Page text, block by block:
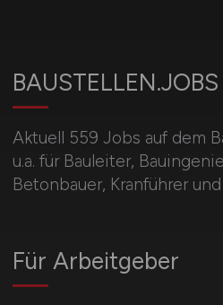
BAUSTELLEN.JOBS
Aktuell 559 Jobs auf dem
u.a. für Bauleiter,
Betonbauer, Kranführer
Für Arbeitgeber